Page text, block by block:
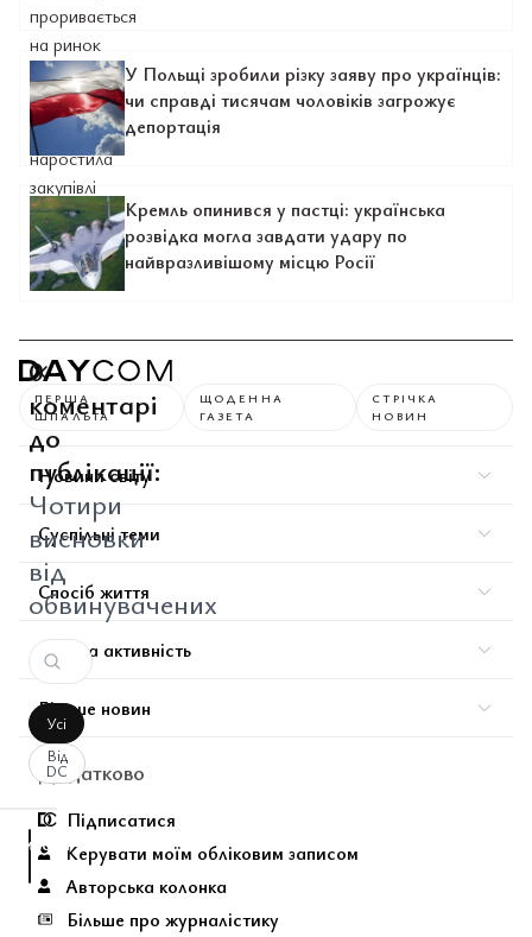
У Польщі зробили різку заяву про українців:
чи справді тисячам чоловіків загрожує
депортація
Кремль опинився у пастці: українська
розвідка могла завдати удару по
найвразливішому місцю Росії
0
коментарі
до
публікації:
Чотири
висновки
від
обвинувачених
Усі
Від
DC
вашим
запитом
ПЕРША
ШПАЛЬТА
ЩОДЕННА
ГАЗЕТА
СТРІЧКА
НОВИН
Новини світу
Суспільні теми
Спосіб життя
Ділова активність
Більше новин
Додатково
Підписатися
Керувати моїм обліковим записом
Авторська колонка
Більше про журналістику